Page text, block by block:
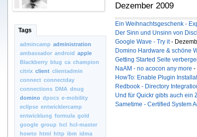
Tags
admincamp administration
ambassador android apple
Blackberry blug ca champion
citrix client clientadmin
connect connectday
connections DMA dnug
domino dpocs e-mobility
eclipse entwicklercamp
entwicklung formula gold
google group hcl hcl-master
howto html http ibm idma
Dezember 2009
Ein Weihnachtsgeschenk -
Der Sinn und Unsinn von
Google Wave - Try it-
Domino Hardware & schöne
Getting Started Seite
NaAM - no acocon any more -
HowTo: Enable Plugin
Redbook - Directory
Und für Quickr gibts auch ein
Sametime - Certified System